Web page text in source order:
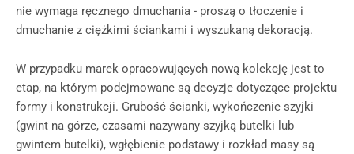
nie wymaga ręcznego dmuchania - proszą o tłoczenie i
dmuchanie z ciężkimi ściankami i wyszukaną dekoracją.
W przypadku marek opracowujących nową kolekcję jest to
etap, na którym podejmowane są decyzje dotyczące projektu
formy i konstrukcji. Grubość ścianki, wykończenie szyjki
(gwint na górze, czasami nazywany szyjką butelki lub
gwintem butelki), wgłębienie podstawy i rozkład masy są